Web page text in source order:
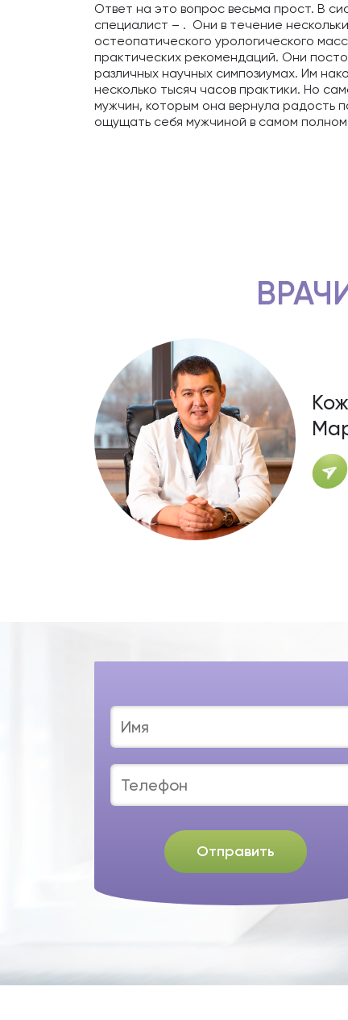
Ответ на это вопрос весьма прост. В
специалист – . Они в течение
остеопатического урологического
практических рекомендаций. Они
различных научных симпозиумах. Им
несколько тысяч часов практики. Но
мужчин, которым она вернула радость
ощущать себя мужчиной в самом
Отправить